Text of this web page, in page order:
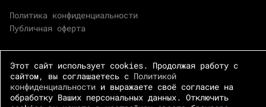
Политика конфиденциальности
Публичная оферта
Этот сайт использует cookies. Продолжая работу с
сайтом, вы соглашаетесь с Политикой
конфиденциальности и выражаете своё согласие на
обработку Ваших персональных данных. Отключить